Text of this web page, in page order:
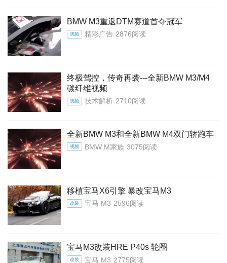
BMW M3重返DTM赛道首夺冠军
视频 精彩广告 2876阅读
终极驾控，传奇再袭---全新BMW M3/M4
碳纤维视频
视频 技术解析 2710阅读
全新BMW M3和全新BMW M4双门轿跑车
视频 BMW M家族 3075阅读
移植宝马X6引擎 暴改宝马M3
改装 宝马 M3 2596阅读
宝马M3改装HRE P40s 轮圈
改装 宝马 M3 2775阅读